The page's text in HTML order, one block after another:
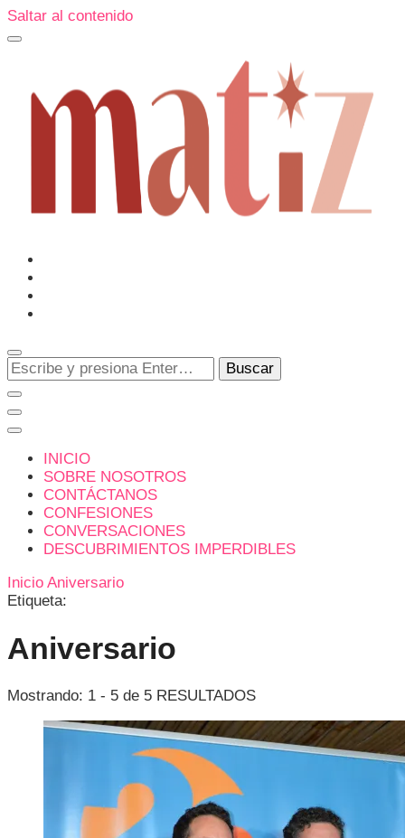
Saltar al contenido
Matiz
Un espacio editorial donde pongo en palabras aquello que
muchos sentimos y pocos sabemos cómo explicar y
donde también compartiré contigo las cosas que me
conmueven, me sorprenden o creo que merecen ser
¿Buscas
algo?
INICIO
SOBRE NOSOTROS
CONTÁCTANOS
CONFESIONES
CONVERSACIONES
DESCUBRIMIENTOS IMPERDIBLES
Inicio Aniversario
Etiqueta:
Aniversario
Mostrando: 1 - 5 de 5 RESULTADOS